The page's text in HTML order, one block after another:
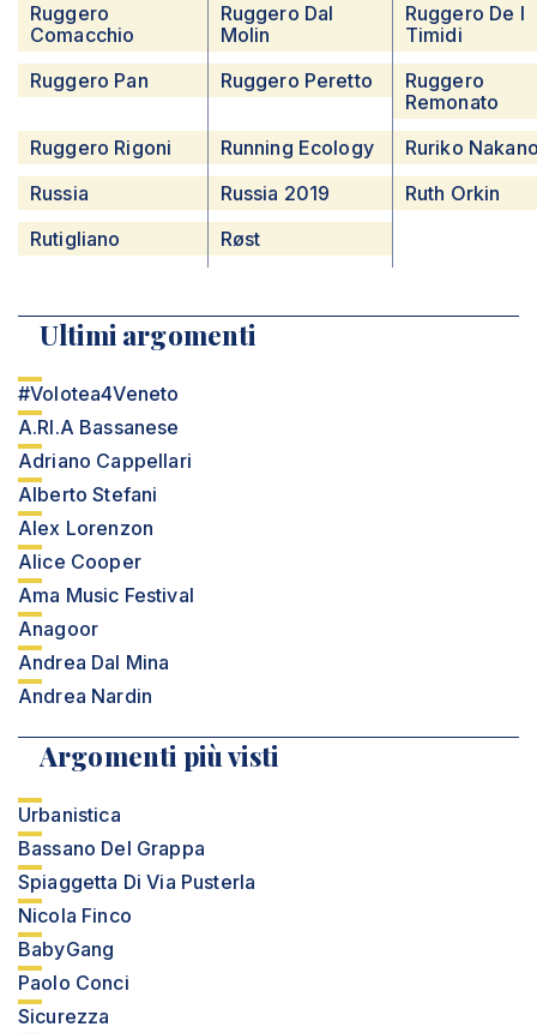
Ruggero
Comacchio
Ruggero Dal
Molin
Ruggero De I
Timidi
Ruggero Pan
Ruggero Peretto
Ruggero
Remonato
Ruggero Rigoni
Running Ecology
Ruriko
Russia
Russia 2019
Ruth Orkin
Rutigliano
Røst
Ultimi argomenti
#Volotea4Veneto
A.RI.A Bassanese
Adriano Cappellari
Alberto Stefani
Alex Lorenzon
Alice Cooper
Ama Music Festival
Anagoor
Andrea Dal Mina
Andrea Nardin
Argomenti più visti
Urbanistica
Bassano Del Grappa
Spiaggetta Di Via Pusterla
Nicola Finco
BabyGang
Paolo Conci
Sicurezza